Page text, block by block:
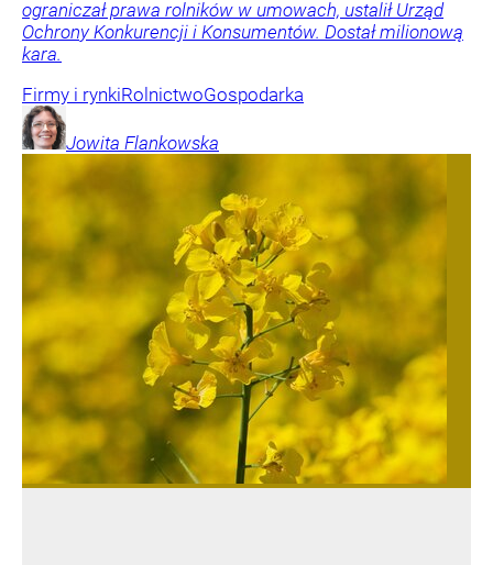
ograniczał prawa rolników w umowach, ustalił Urząd
Ochrony Konkurencji i Konsumentów. Dostał milionową
kara.
Firmy i rynkiRolnictwoGospodarka
Jowita Flankowska